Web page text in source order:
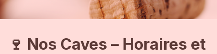
🍷 Nos Caves – Horaires et